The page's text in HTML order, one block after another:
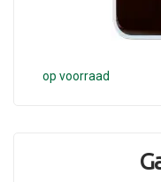
op voorraad